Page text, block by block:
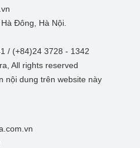
Đông, Hà Nội.
/ (+84)24 3728 - 1342
All rights reserved
nội dung trên website này